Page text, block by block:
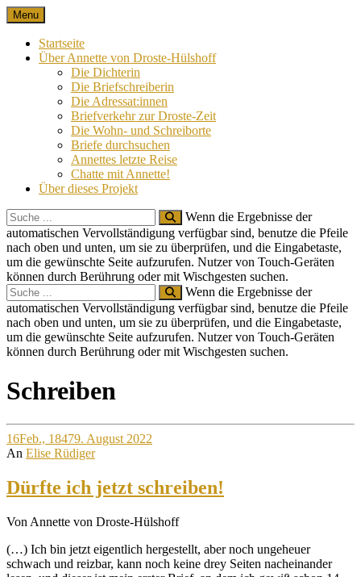
Skip
to
content
Nach 100 Jahren
Annette von Droste-Hülshoff in Briefen
Menu
Startseite
Über Annette von Droste-Hülshoff
Die Dichterin
Die Briefschreiberin
Die Adressat:innen
Briefverkehr zur Droste-Zeit
Die Wohn- und Schreiborte
Briefe durchsuchen
Annettes letzte Reise
Chatte mit Annette!
Über dieses Projekt
Search
for:
Wenn die Ergebnisse der
automatischen Vervollständigung verfügbar sind, benutze die Pfeile
nach oben und unten, um sie zu überprüfen, und die Eingabetaste,
um die gewünschte Seite aufzurufen. Nutzer von Touch-Geräten
können durch Berührung oder mit Wischgesten suchen.
Search
for:
Wenn die Ergebnisse der
automatischen Vervollständigung verfügbar sind, benutze die Pfeile
nach oben und unten, um sie zu überprüfen, und die Eingabetaste,
um die gewünschte Seite aufzurufen. Nutzer von Touch-Geräten
können durch Berührung oder mit Wischgesten suchen.
Site
Overlay
Schreiben
16Feb., 18479. August 2022
An Elise Rüdiger
Dürfte ich jetzt schreiben!
Von Annette von Droste-Hülshoff
(…) Ich bin jetzt eigentlich hergestellt, aber noch ungeheuer
schwach und reizbar, kann noch keine drey Seiten nacheinander